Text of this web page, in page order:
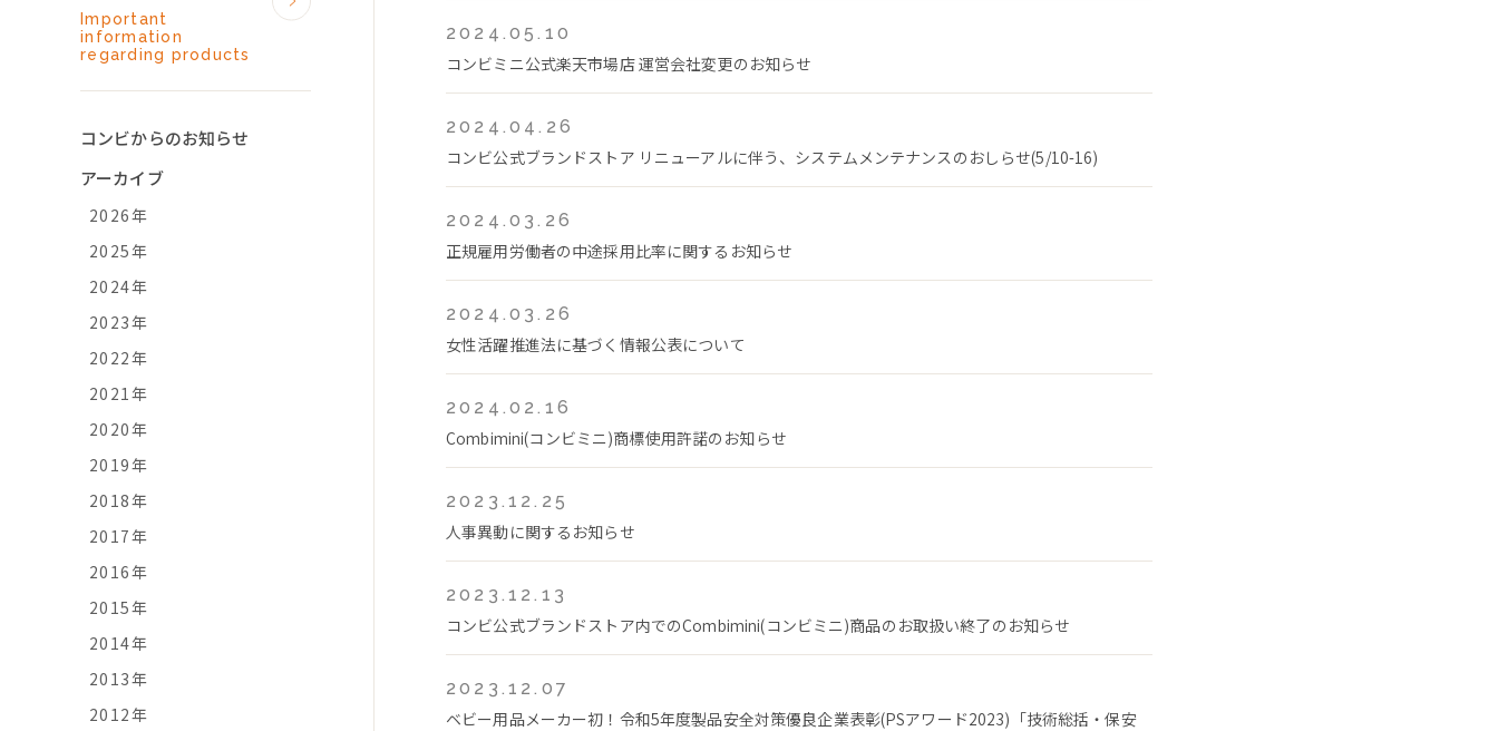
2024.05.10
コンビミニ公式楽天市場店 運営会社変更のお知らせ
2024.04.26
コンビ公式ブランドストア リニューアルに伴う、システムメンテナンスのおしらせ(5/10-16)
2024.03.26
正規雇用労働者の中途採用比率に関するお知らせ
2024.03.26
女性活躍推進法に基づく情報公表について
2024.02.16
Combimini(コンビミニ)商標使用許諾のお知らせ
2023.12.25
人事異動に関するお知らせ
2023.12.13
コンビ公式ブランドストア内でのCombimini(コンビミニ)商品のお取扱い終了のお知らせ
2023.12.07
ベビー用品メーカー初！令和5年度製品安全対策優良企業表彰(PSアワード2023)「技術総括・保安
Important
information
regarding products
コンビからのお知らせ
アーカイブ
2026年
2025年
2024年
2023年
2022年
2021年
2020年
2019年
2018年
2017年
2016年
2015年
2014年
2013年
2012年